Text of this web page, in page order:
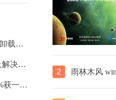
方法
方法
(秒到)
2